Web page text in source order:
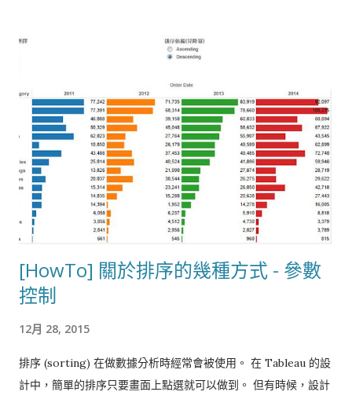
Chart上面 最後調整顏色 & 格式 &文字，然後需要的話可以將數
[HowTo] 關於排序的幾種方式 - 參數
控制
12月 28, 2015
排序 (sorting) 在做數據分析時經常會被使用。 在 Tableau 的設
計中，簡單的排序只要畫面上點選就可以做到。 但有時候，設計